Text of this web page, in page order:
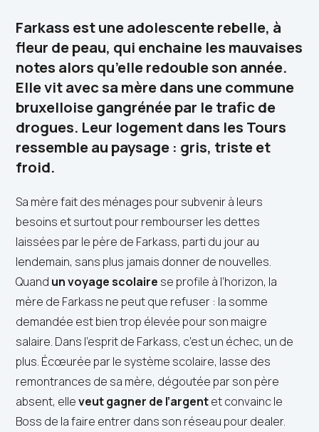
Farkass est une adolescente rebelle, à
fleur de peau, qui enchaine les mauvaises
notes alors qu’elle redouble son année.
Elle vit avec sa mère dans une commune
bruxelloise gangrénée par le trafic de
drogues. Leur logement dans les Tours
ressemble au paysage : gris, triste et
froid.
Sa mère fait des ménages pour subvenir à leurs
besoins et surtout pour rembourser les dettes
laissées par le père de Farkass, parti du jour au
lendemain, sans plus jamais donner de nouvelles.
Quand un voyage scolaire se profile à l’horizon, la
mère de Farkass ne peut que refuser : la somme
demandée est bien trop élevée pour son maigre
salaire. Dans l’esprit de Farkass, c’est un échec, un de
plus. Écœurée par le système scolaire, lasse des
remontrances de sa mère, dégoutée par son père
absent, elleveut gagner de l’argentet convainc le
Boss de la faire entrer dans son réseau pour dealer.